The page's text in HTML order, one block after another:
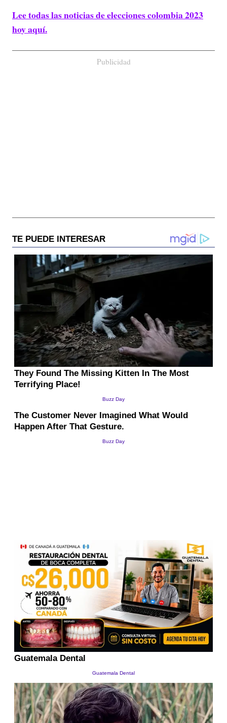
Lee todas las noticias de elecciones colombia 2023
hoy aquí.
Publicidad